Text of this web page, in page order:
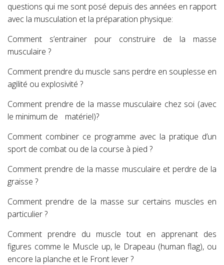
questions qui me sont posé depuis des années en rapport
avec la musculation et la préparation physique:
Comment s’entrainer pour construire de la masse
musculaire ?
Comment prendre du muscle sans perdre en souplesse en
agilité ou explosivité ?
Comment prendre de la masse musculaire chez soi (avec
le minimum de matériel)?
Comment combiner ce programme avec la pratique d’un
sport de combat ou de la course à pied ?
Comment prendre de la masse musculaire et perdre de la
graisse ?
Comment prendre de la masse sur certains muscles en
particulier ?
Comment prendre du muscle tout en apprenant des
figures comme le Muscle up, le Drapeau (human flag), ou
encore la planche et le Front lever ?